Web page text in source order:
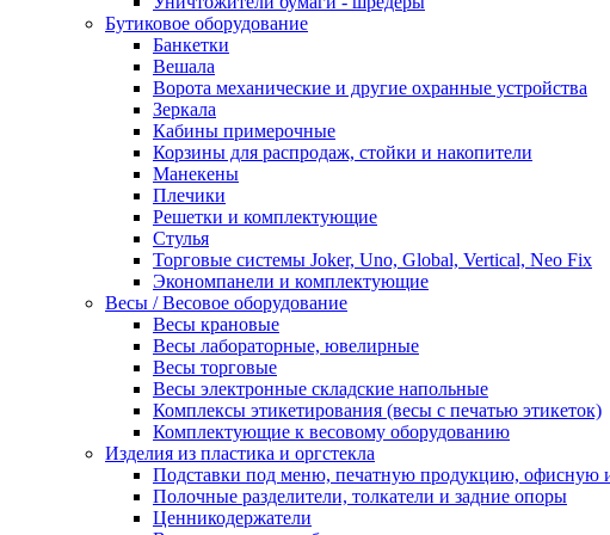
Бутиковое оборудование
Банкетки
Вешала
Ворота механические и другие охранные устройства
Зеркала
Кабины примерочные
Корзины для распродаж, стойки и накопители
Манекены
Плечики
Решетки и комплектующие
Стулья
Торговые системы Joker, Uno, Global, Vertical, Neo Fix
Экономпанели и комплектующие
Весы / Весовое оборудование
Весы крановые
Весы лабораторные, ювелирные
Весы торговые
Весы электронные складские напольные
Комплексы этикетирования (весы с печатью этикеток)
Комплектующие к весовому оборудованию
Изделия из пластика и оргстекла
Подставки под меню, печатную продукцию, офисную
Полочные разделители, толкатели и задние опоры
Ценникодержатели